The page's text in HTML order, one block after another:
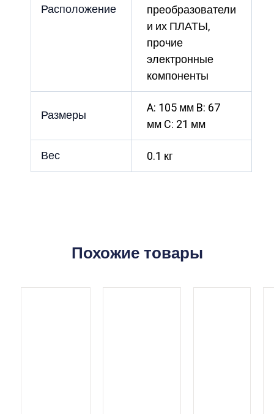
Расположение
преобразователи
и их ПЛАТЫ,
прочие
электронные
компоненты
Размеры
A: 105 мм B: 67
мм C: 21 мм
Вес 0.1 кг
Похожие товары